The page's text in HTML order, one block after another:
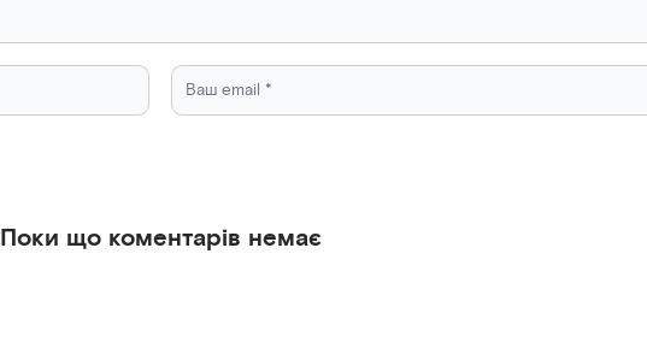
Поки що коментарів немає